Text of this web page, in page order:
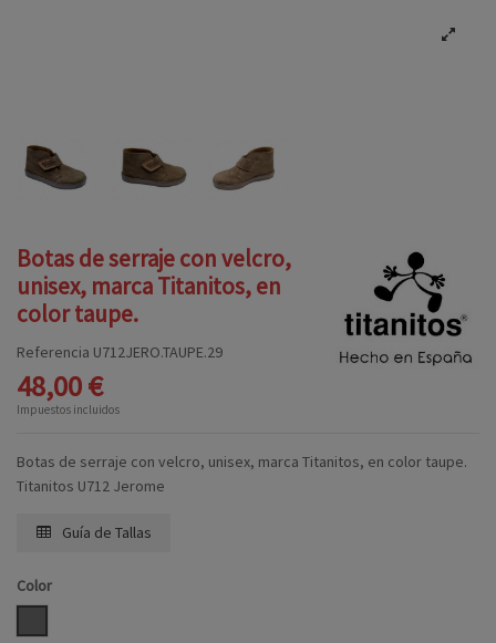
Botas de serraje con velcro,
unisex, marca Titanitos, en
color taupe.
Referencia U712JERO.TAUPE.29
48,00 €
Impuestos incluidos
Botas de serraje con velcro, unisex, marca Titanitos, en color taupe.
Titanitos U712 Jerome
Guía de Tallas
Color